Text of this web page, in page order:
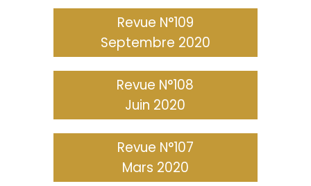
Revue N°109
Septembre 2020
Revue N°108
Juin 2020
Revue N°107
Mars 2020